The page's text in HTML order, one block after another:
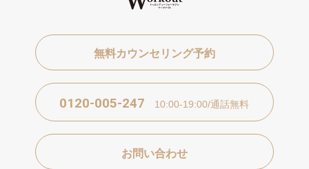
無料カウンセリング予約
0120-005-247 10:00-19:00/通話無料
お問い合わせ